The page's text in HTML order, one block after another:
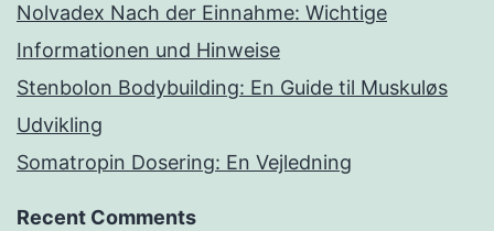
Nolvadex Nach der Einnahme: Wichtige
Informationen und Hinweise
Stenbolon Bodybuilding: En Guide til Muskuløs
Udvikling
Somatropin Dosering: En Vejledning
Recent Comments